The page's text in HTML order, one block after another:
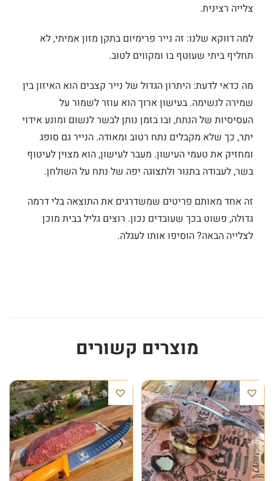
צלייה רצינית.
למה דווקא שלנו: זה נייר פרימיום בתקן מזון אמיתי, לא
תחליף ביתי שעוטף בו ומקווים לטוב.
מה כדאי לדעת: היתרון הגדול של נייר קצבים הוא האיזון בין
שמירה לנשימה. בעישון ארוך הוא עוזר לשמור על
העסיסיות של הנתח, ובו בזמן נותן לבשר לנשום ומונע אידוי
יתר, כך שלא מקבלים נתח רטוב ומאודה. הנייר גם סופג
ומחזיק את טעמי העישון. מעבר לעישון, הוא מצוין לעיטוף
בשר, לעבודה בתנור ולתצוגה יפה של נתח על השולחן.
זה אחד מאותם פריטים שמשדרגים את התוצאה בלי דרמה
גדולה, פשוט בכך שעובדים נכון. רוצים גליל בבית מוכן
לצלייה הבאה? הוסיפו אותו לעגלה.
מוצרים קשורים